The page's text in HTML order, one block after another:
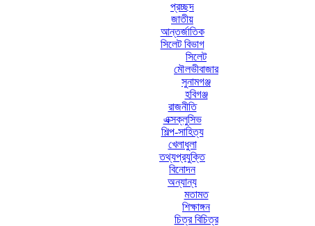
প্রচ্ছদ
জাতীয়
আন্তর্জাতিক
সিলেট বিভাগ
সিলেট
মৌলভীবাজার
সুনামগঞ্জ
হবিগঞ্জ
রাজনীতি
এক্সক্লুসিভ
শিল্প-সাহিত্য
খেলাধুলা
তথ্যপ্রযুক্তি
বিনোদন
অন্যান্য
মতামত
শিক্ষাঙ্গন
চিত্র বিচিত্র